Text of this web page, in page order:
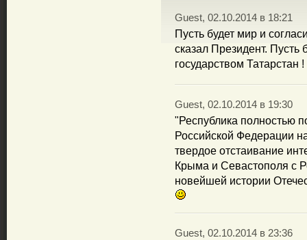
Guest, 02.10.2014 в 18:21
Пусть будет мир и
сказал Президент.
государством Татарстан !
Guest, 02.10.2014 в 19:30
"Республика полностью
Российской Федерации
твердое отстаивание
Крыма и Севастополя с
новейшей истории
Guest, 02.10.2014 в 23:36